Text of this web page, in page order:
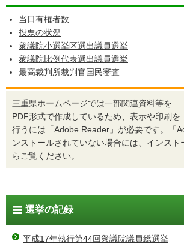
当日有権者数
投票の状況
衆議院小選挙区選出議員選挙
衆議院比例代表選出議員選挙
最高裁判所裁判官国民審査
三重県ホームページでは一部関連資料等を
PDF形式で作成しているため、表示や印刷を
行うには「Adobe Reader」が必要です。「
ンストールされていない場合には、インスト
らご覧ください。
選挙の記録
平成17年執行第44回衆議院議員総選挙